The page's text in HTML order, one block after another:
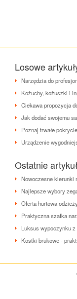
Losowe
Narzędzia do
Kożuchy, kożuszki i
Ciekawa propozycja
Jak dodać swojemu
Poznaj trwałe
Urządzenie
Ostatnie
Nowoczesne kierunki
Najlepsze wybory
Oferta hurtowa
Praktyczna szafka
Luksus wypoczynku z
Kostki brukowe -